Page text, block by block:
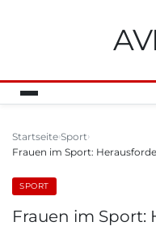
Startseite Sport
Frauen im Sport:
SPORT
Frauen im